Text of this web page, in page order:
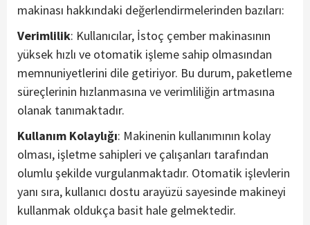
makinası hakkındaki değerlendirmelerinden bazıları:
Verimlilik: Kullanıcılar, İstoç çember makinasının
yüksek hızlı ve otomatik işleme sahip olmasından
memnuniyetlerini dile getiriyor. Bu durum, paketleme
süreçlerinin hızlanmasına ve verimliliğin artmasına
olanak tanımaktadır.
Kullanım Kolaylığı: Makinenin kullanımının kolay
olması, işletme sahipleri ve çalışanları tarafından
olumlu şekilde vurgulanmaktadır. Otomatik işlevlerin
yanı sıra, kullanıcı dostu arayüzü sayesinde makineyi
kullanmak oldukça basit hale gelmektedir.